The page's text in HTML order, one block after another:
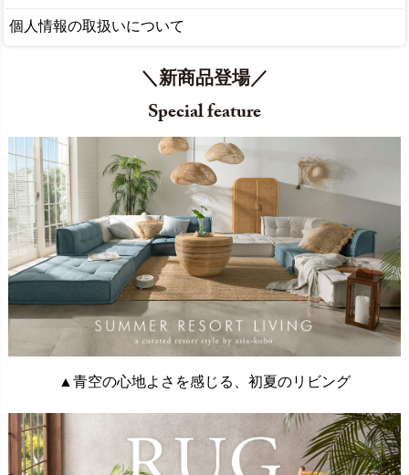
個人情報の取扱いについて
＼新商品登場／
Special feature
▲青空の心地よさを感じる、初夏のリビング